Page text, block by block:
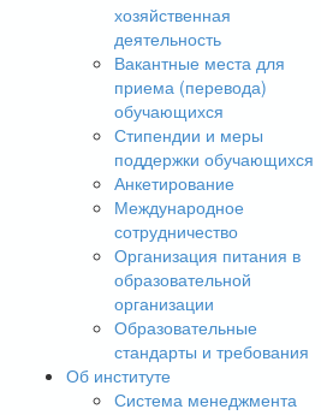
хозяйственная
деятельность
Вакантные места для
приема (перевода)
обучающихся
Стипендии и меры
поддержки обучающихся
Анкетирование
Международное
сотрудничество
Организация питания в
образовательной
организации
Образовательные
стандарты и требования
Об институте
Система менеджмента